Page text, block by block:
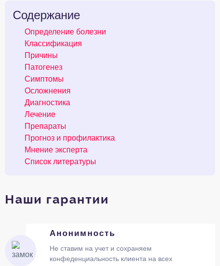
Содержание
Определение болезни
Классификация
Причины
Патогенез
Симптомы
Осложнения
Диагностика
Лечение
Препараты
Прогноз и профилактика
Мнение эксперта
Список литературы
Наши гарантии
Анонимность
Не ставим на учет и сохраняем
конфеденциальность клиента на всех